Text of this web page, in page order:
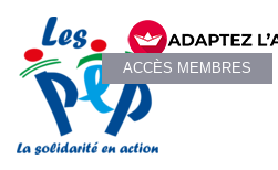
ACCÈS MEMBRES